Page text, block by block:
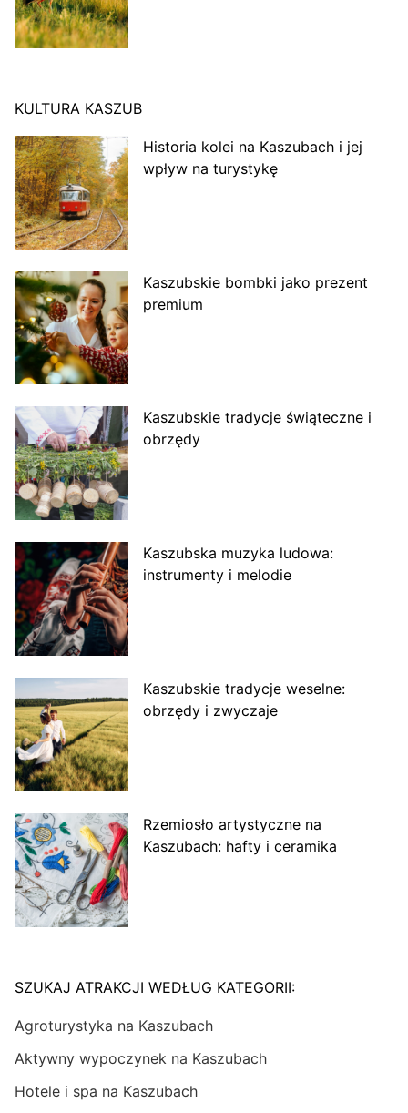
KULTURA KASZUB
Historia kolei na Kaszubach i jej
wpływ na turystykę
Kaszubskie bombki jako prezent
premium
Kaszubskie tradycje świąteczne i
obrzędy
Kaszubska muzyka ludowa:
instrumenty i melodie
Kaszubskie tradycje weselne:
obrzędy i zwyczaje
Rzemiosło artystyczne na
Kaszubach: hafty i ceramika
SZUKAJ ATRAKCJI WEDŁUG KATEGORII:
Agroturystyka na Kaszubach
Aktywny wypoczynek na Kaszubach
Hotele i spa na Kaszubach